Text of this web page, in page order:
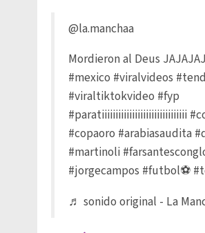
@la.manchaa
Mordieron al Deus
#mexico #viralvideos
#viraltiktokvideo #fyp
#paratiiiiiiiiiiiiiiiiiiiiiiiiiiiiiii
#copaoro #arabiasaudita
#martinoli
#jorgecampos #futbol⚽️
♬ sonido original - La